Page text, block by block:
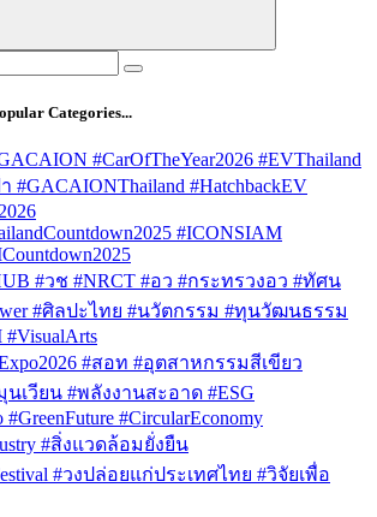
Categories...
#CarOfTheYear2026 #EVThailand
#GACAIONThailand #HatchbackEV
#ICONSIAM
#วช #NRCT #อว #กระทรวงอว #ทัศน
#ศิลปะไทย #นวัตกรรม #ทุนวัฒนธรรม
#สอท #อุตสาหกรรมสีเขียว
เวียน #พลังงานสะอาด #ESG
#GreenFuture #CircularEconomy
#สิ่งแวดล้อมยั่งยืน
#วงปล่อยแก่ประเทศไทย #วิจัยเพื่อ